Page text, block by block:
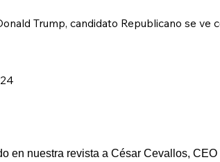
Trump, candidato Republicano se
en nuestra revista a César Cevallos,